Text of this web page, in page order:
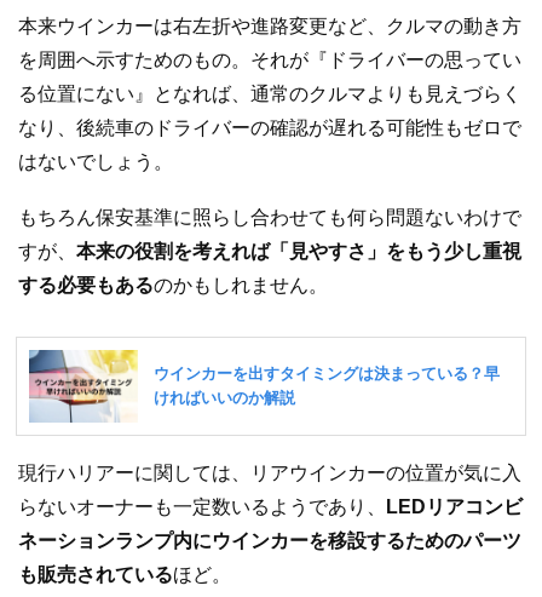
本来ウインカーは右左折や進路変更など、クルマの動き方
を周囲へ示すためのもの。それが『ドライバーの思ってい
る位置にない』となれば、通常のクルマよりも見えづらく
なり、後続車のドライバーの確認が遅れる可能性もゼロで
はないでしょう。
もちろん保安基準に照らし合わせても何ら問題ないわけで
すが、 本来の役割を考えれば「見やすさ」をもう少し重視
する必要もあるのかもしれません。
現行ハリアーに関しては、リアウインカーの位置が気に入
らないオーナーも一定数いるようであり、
LEDリアコンビ
ネーションランプ内にウインカーを移設するためのパーツ
も販売されているほど。